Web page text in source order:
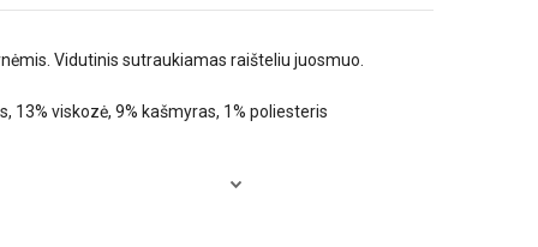
Vidutinis sutraukiamas raišteliu juosmuo.
13% viskozė, 9% kašmyras, 1% poliesteris